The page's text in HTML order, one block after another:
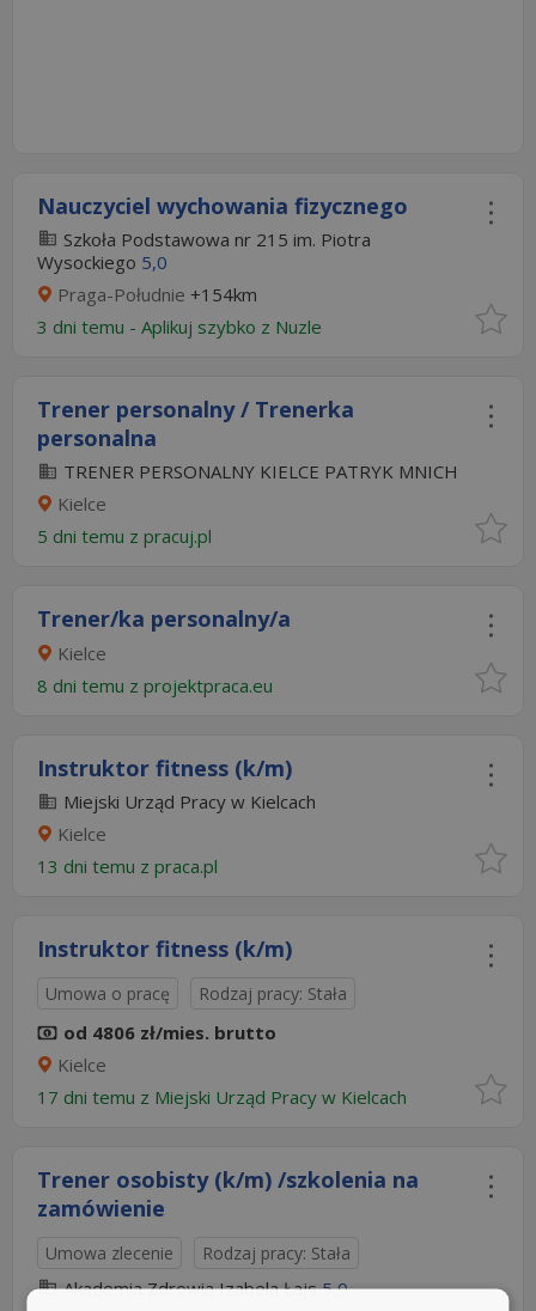
Nauczyciel wychowania fizycznego
Szkoła Podstawowa nr 215 im. Piotra
Wysockiego 5,0
Praga-Południe +154km
3 dni temu - Aplikuj szybko z Nuzle
Trener personalny / Trenerka
personalna
TRENER PERSONALNY KIELCE PATRYK MNICH
Kielce
5 dni temu z pracuj.pl
Trener/ka personalny/a
Kielce
8 dni temu z projektpraca.eu
Instruktor fitness (k/m)
Miejski Urząd Pracy w Kielcach
Kielce
13 dni temu z praca.pl
Instruktor fitness (k/m)
Umowa o pracę Rodzaj pracy: Stała
od 4806 zł/mies. brutto
Kielce
17 dni temu z Miejski Urząd Pracy w Kielcach
Trener osobisty (k/m) /szkolenia na
zamówienie
Umowa zlecenie Rodzaj pracy: Stała
Akademia Zdrowia Izabela Łajs 5,0